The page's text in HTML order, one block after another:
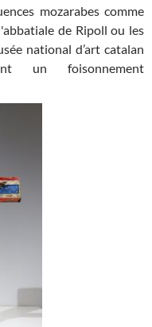
mozarabes comme
de Ripoll ou les
national d’art catalan
un foisonnement